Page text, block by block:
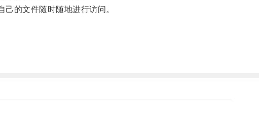
的文件随时随地进行访问。